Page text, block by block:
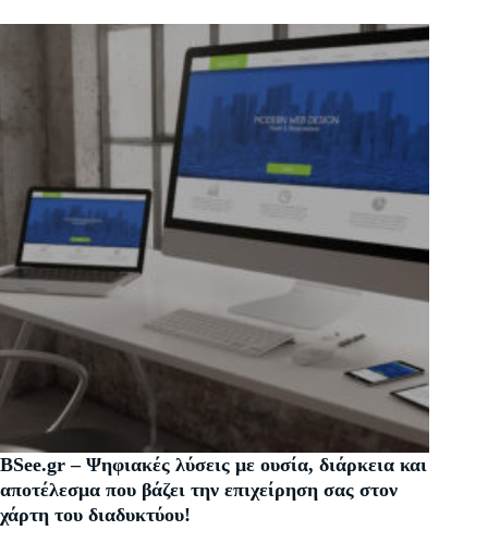
BSee.gr – Ψηφιακές λύσεις με ουσία, διάρκεια και
αποτέλεσμα που βάζει την επιχείρηση σας στον
χάρτη του διαδυκτύου!